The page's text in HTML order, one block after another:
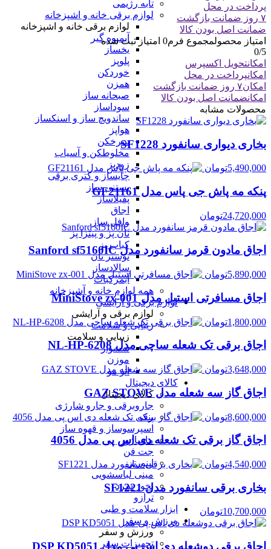
تابه رژیمی
لوازم برقی خانه و اشپزخانه
لوازم برقی خانه و اشپزخانه
آبمیوه گیر
یخساز
پلوپز
خوردکن
همزن
صبحانه ساز
سوداساز
ساندویچ ساز و اسنکساز
هواپز
سرخکن
مخلوطکن و آسیاب
زودپز
چایساز و کتری برقی
بستنی ساز
پفیلاساز
اجاق
وافل ساز
نان پز و پیتزا پز
کباب پز
توستر نان
سالادساز
آبمرکبات
همه لوازم خانه و آشپزخانه
لوازم برقی و آرایشی
لوازم برقی و آرایشی
زیبایی و سلامت
زیبایی و سلامت
سشوار
موزن
اتو مو
کالای دیجیتال
کالای دیجیتال
جاروبرقی و جارو شارژی
پنکه
اسپرسوساز و قهوه ساز
ماساژور
جت فن
اینورتر
مینی لباسشویی
بخور سرد
ترازو
ابزار سلامت و طبی
ورزش و سفر
ورزش و سفر
تجهیزات سفر
پرداخت در محل
۷ روز ضمانت بازگشت
ضمانت اصل بودن کالا
امتیاز محصولمجموع فرم0 امتیاز ثبت شده
0/5
امکانتحویل اکسپرس
امکانپرداخت در محل
امکان۷ روز ضمانت بازگشت
امکانضمانت اصل بودن کالا
محصولات مشابه
بخاری دیواری سانفورد SF1228
5,490,000تومان
پنکه مه پاش جی پاس مدل GF21161
24,720,000تومان
اجاق مادون قرمز سانفورد مدل Sanford sf5160IC
5,890,000تومان
اجاق مسافرتی استیل مدل MiniStove zx-001
1,800,000تومان
اجاق برقی تک شعله ساچی مدل NL-HP-6208
3,648,000تومان
اجاق گاز سه شعله مدل GAZ STOVE
8,600,000تومان
اجاق گاز برقی تک شعله دی اس پی مدل 4056
4,540,000تومان
بخاری برقی سانفورد مدل SF1221
10,700,000تومان
اجاق برقی دوشعله دی اس پی مدل DSP KD5051